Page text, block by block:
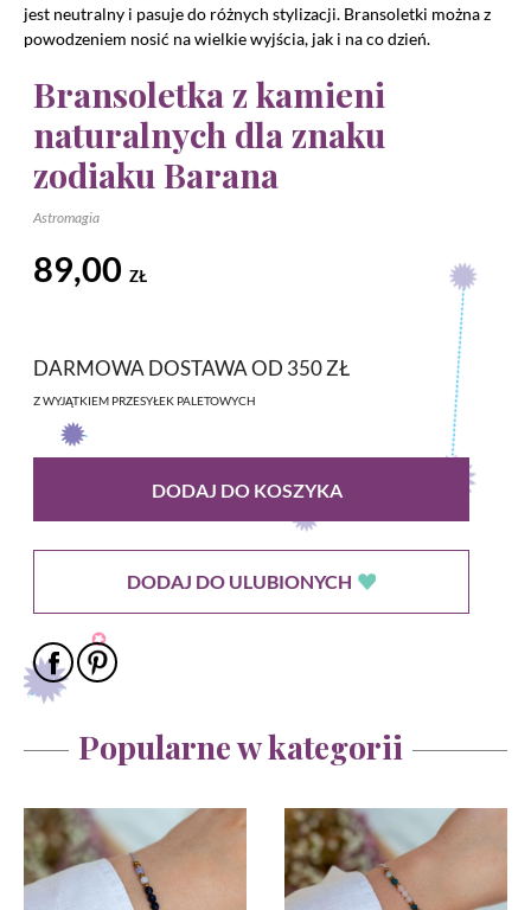
jest neutralny i pasuje do różnych stylizacji. Bransoletki można z
powodzeniem nosić na wielkie wyjścia, jak i na co dzień.
Bransoletka z kamieni
naturalnych dla znaku
zodiaku Barana
Astromagia
89,00 ZŁ
DARMOWA DOSTAWA OD 350 ZŁ
Z WYJĄTKIEM PRZESYŁEK PALETOWYCH
DODAJ DO KOSZYKA
DODAJ DO ULUBIONYCH
Popularne w kategorii
Ustawiając poszczególne narzędzia jako włączone, godzisz się, by